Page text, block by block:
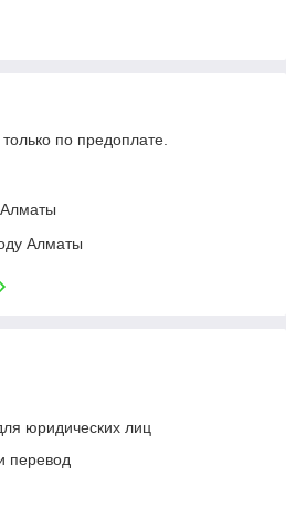
по предоплате.
Алматы
юридических лиц
перевод